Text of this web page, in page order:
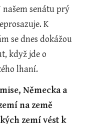
senátu prý
K
se dnes dokážou
když jde o
lhaní.
Německa a
na země
zemí vést k